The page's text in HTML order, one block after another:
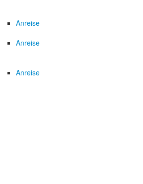
Anreise
Anreise
Anreise